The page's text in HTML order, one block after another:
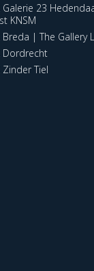
Galerie 23
KNSM
Breda | The Gallery
Dordrecht
Zinder Tiel